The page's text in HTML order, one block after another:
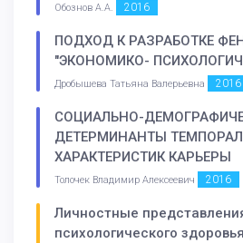
Обознов А.А. 2016
ПОДХОД К РАЗРАБОТКЕ
"ЭКОНОМИКО-
Дробышева Татьяна Валерьевна 2016
СОЦИАЛЬНО-
ДЕТЕРМИНАНТЫ
ХАРАКТЕРИСТИК КАРЬЕРЫ
Толочек Владимир Алексеевич 2016
Личностные
психологического